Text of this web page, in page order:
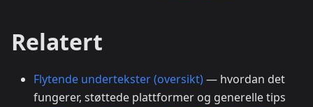
Relatert
Flytende undertekster (oversikt)— hvordan det
fungerer, støttede plattformer og generelle tips